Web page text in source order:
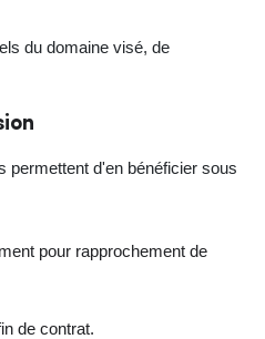
du domaine visé, de
permettent d'en bénéficier sous
pour rapprochement de
de contrat.